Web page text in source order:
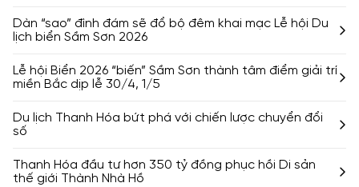
Dàn “sao” đình đám sẽ đổ bộ đêm khai mạc Lễ hội Du
lịch biển Sầm Sơn 2026
Lễ hội Biển 2026 “biến” Sầm Sơn thành tâm điểm giải trí
miền Bắc dịp lễ 30/4, 1/5
Du lịch Thanh Hóa bứt phá với chiến lược chuyển đổi
số
Thanh Hóa đầu tư hơn 350 tỷ đồng phục hồi Di sản
thế giới Thành Nhà Hồ